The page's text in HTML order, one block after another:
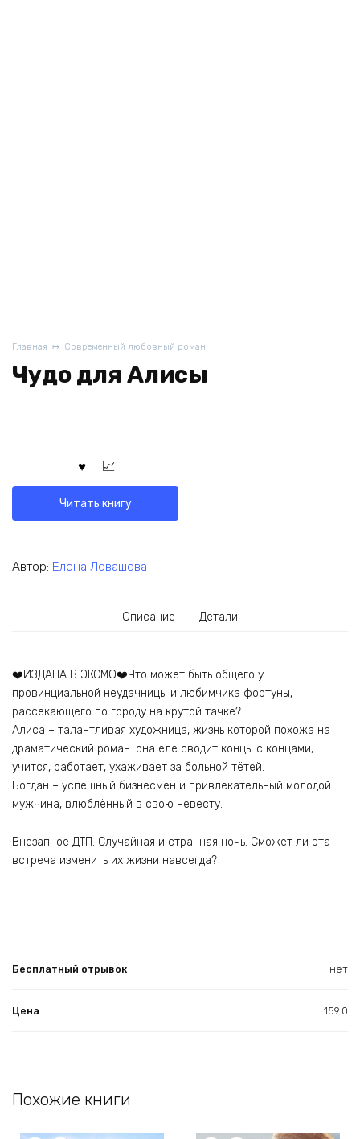
Главная Современный любовный роман
Чудо для Алисы
Читать книгу
Автор: Елена Левашова
Описание Детали
❤️ИЗДАНА В ЭКСМО❤️Что может быть общего у
провинциальной неудачницы и любимчика фортуны,
рассекающего по городу на крутой тачке?
Алиса – талантливая художница, жизнь которой похожа на
драматический роман: она еле сводит концы с концами,
учится, работает, ухаживает за больной тётей.
Богдан – успешный бизнесмен и привлекательный молодой
мужчина, влюблённый в свою невесту.
Внезапное ДТП. Случайная и странная ночь. Сможет ли эта
встреча изменить их жизни навсегда?
Бесплатный отрывок нет
Цена 159.0
Похожие книги